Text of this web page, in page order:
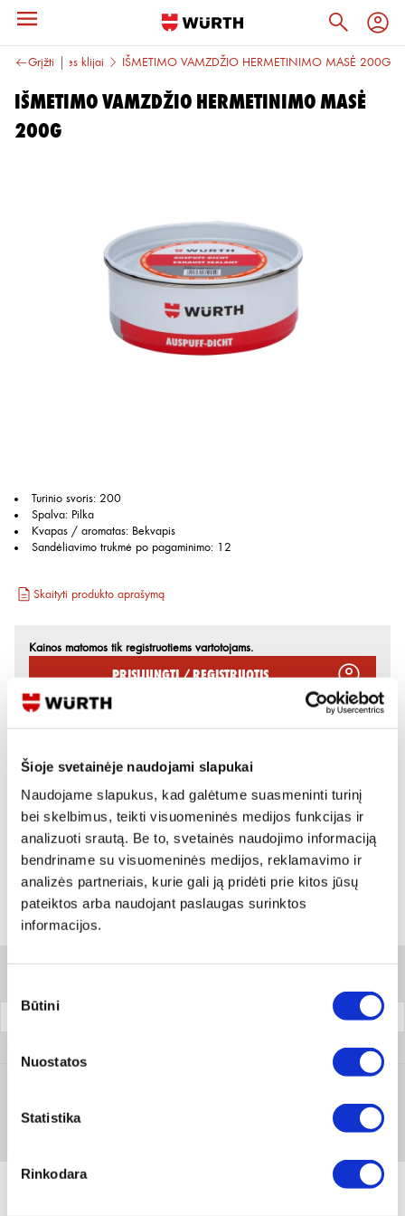
Šioje svetainėje naudojami slapukai
Naudojame slapukus, kad galėtume suasmeninti turinį
bei skelbimus, teikti visuomeninės medijos funkcijas ir
analizuoti srautą. Be to, svetainės naudojimo informaciją
bendriname su visuomeninės medijos, reklamavimo ir
analizės partneriais, kurie gali ją pridėti prie kitos jūsų
pateiktos arba naudojant paslaugas surinktos
informacijos.
pasirinkimas
Būtini
Nuostatos
Statistika
Rinkodara
Grįžti
paskirties klijai IŠMETIMO VAMZDŽIO HERMETINIMO MASĖ 200G
IŠMETIMO VAMZDŽIO HERMETINIMO MASĖ
200G
Turinio svoris: 200
Spalva: Pilka
Kvapas / aromatas: Bekvapis
Sandėliavimo trukmė po pagaminimo: 12
Skaityti produkto aprašymą
Kainos matomos tik registruotiems vartotojams.
Prisijungti / Registruotis
Reikia daugiau informacijos?
Rodyti artimiausią parduotuvę
Skambinti:+370 694 91387
Variantai